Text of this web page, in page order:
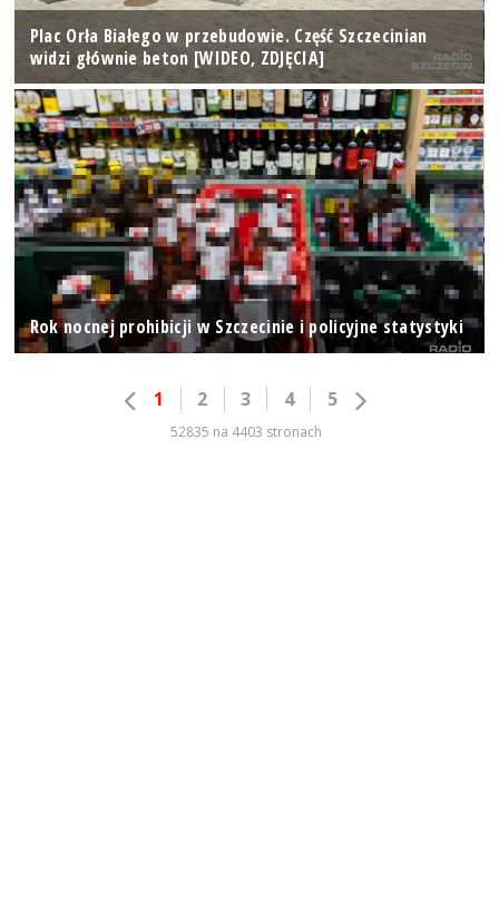
Plac Orła Białego w przebudowie. Część Szczecinian
widzi głównie beton [WIDEO, ZDJĘCIA]
Rok nocnej prohibicji w Szczecinie i policyjne statystyki
1 2 3 4 5
52835 na 4403 stronach